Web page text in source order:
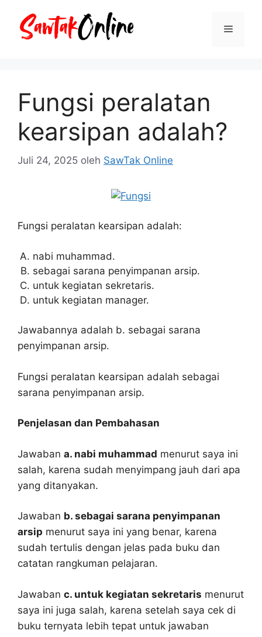
Menu
Fungsi peralatan
kearsipan adalah?
Juli 24, 2025 oleh SawTak Online
Fungsi peralatan kearsipan adalah:
nabi muhammad.
sebagai sarana penyimpanan arsip.
untuk kegiatan sekretaris.
untuk kegiatan manager.
Jawabannya adalah b. sebagai sarana
penyimpanan arsip.
Fungsi peralatan kearsipan adalah sebagai
sarana penyimpanan arsip.
Penjelasan dan Pembahasan
Jawaban a. nabi muhammad menurut saya ini
salah, karena sudah menyimpang jauh dari apa
yang ditanyakan.
Jawaban b. sebagai sarana penyimpanan
arsip menurut saya ini yang benar, karena
sudah tertulis dengan jelas pada buku dan
catatan rangkuman pelajaran.
Jawaban c. untuk kegiatan sekretaris menurut
saya ini juga salah, karena setelah saya cek di
buku ternyata lebih tepat untuk jawaban